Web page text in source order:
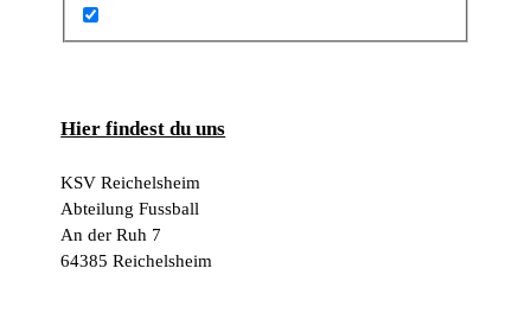
Hier findest du uns
KSV Reichelsheim
Abteilung Fussball
An der Ruh 7
64385 Reichelsheim